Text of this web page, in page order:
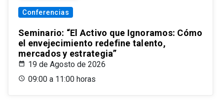
Conferencias
Seminario: “El Activo que Ignoramos: Cómo
el envejecimiento redefine talento,
mercados y estrategia”
19 de Agosto de 2026
09:00 a 11:00 horas